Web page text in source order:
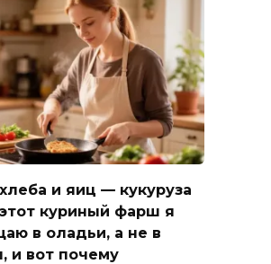
и яиц — кукуруза
куриный фарш я
в оладьи, а не в
и вот почему